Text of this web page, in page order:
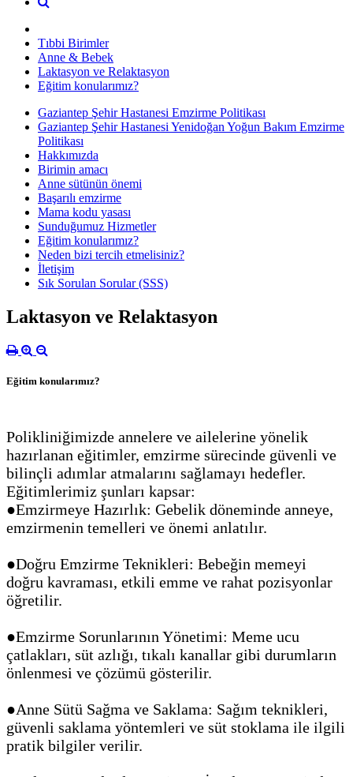
Tıbbi Birimler
Anne & Bebek
Laktasyon ve Relaktasyon
Eğitim konularımız?
Gaziantep Şehir Hastanesi Emzirme Politikası
Gaziantep Şehir Hastanesi Yenidoğan Yoğun Bakım Emzirme
Politikası
Hakkımızda
Birimin amacı
Anne sütünün önemi
Başarılı emzirme
Mama kodu yasası
Sunduğumuz Hizmetler
Eğitim konularımız?
Neden bizi tercih etmelisiniz?
İletişim
Sık Sorulan Sorular (SSS)
Laktasyon ve Relaktasyon
Eğitim konularımız?
Polikliniğimizde annelere ve ailelerine yönelik
hazırlanan eğitimler, emzirme sürecinde güvenli ve
bilinçli adımlar atmalarını sağlamayı hedefler.
Eğitimlerimiz şunları kapsar:
●Emzirmeye Hazırlık: Gebelik döneminde anneye,
emzirmenin temelleri ve önemi anlatılır.
●Doğru Emzirme Teknikleri: Bebeğin memeyi
doğru kavraması, etkili emme ve rahat pozisyonlar
öğretilir.
●Emzirme Sorunlarının Yönetimi: Meme ucu
çatlakları, süt azlığı, tıkalı kanallar gibi durumların
önlenmesi ve çözümü gösterilir.
●Anne Sütü Sağma ve Saklama: Sağım teknikleri,
güvenli saklama yöntemleri ve süt stoklama ile ilgili
pratik bilgiler verilir.